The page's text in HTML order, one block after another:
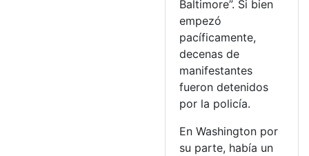
Baltimore”. Si bien
empezó
pacíficamente,
decenas de
manifestantes
fueron detenidos
por la policía.
En Washington por
su parte, había un